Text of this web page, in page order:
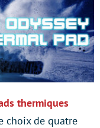
thermiques
choix de quatre